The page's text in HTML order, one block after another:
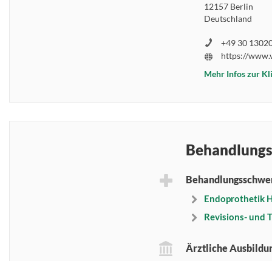
12157 Berlin
Deutschland
+49 30
Mehr Infos zur
Endoprothetik
Revisions- und
Ärztliche